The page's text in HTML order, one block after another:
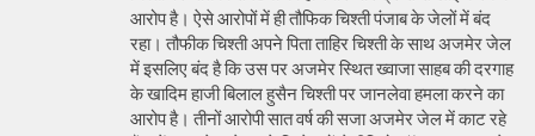
आरोप है। ऐसे आरोपों में ही तौफिक चिश्ती पंजाब के जेलों में बंद
रहा। तौफीक चिश्ती अपने पिता ताहिर चिश्ती के साथ अजमेर जेल
में इसलिए बंद है कि उस पर अजमेर स्थित ख्वाजा साहब की दरगाह
के खादिम हाजी बिलाल हुसैन चिश्ती पर जानलेवा हमला करने का
आरोप है। तीनों आरोपी सात वर्ष की सजा अजमेर जेल में काट रहे